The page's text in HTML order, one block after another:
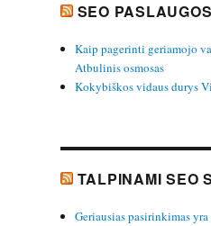
SEO PASLAUGOS
Kaip pagerinti geriamojo
Atbulinis osmosas
Kokybiškos vidaus durys
TALPINAMI SEO
Geriausias pasirinkimas